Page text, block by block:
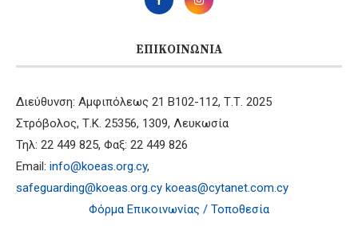
ΕΠΙΚΟΙΝΩΝΊΑ
Διεύθυνση: Αμφιπόλεως 21 B102-112, Τ.Τ. 2025
Στρόβολος, Τ.Κ. 25356, 1309, Λευκωσία
Τηλ: 22 449 825, Φαξ: 22 449 826
Email: info@koeas.org.cy,
safeguarding@koeas.org.cy koeas@cytanet.com.cy
Φόρμα Επικοινωνίας / Τοποθεσία